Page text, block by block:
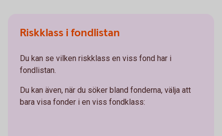
Riskklass i fondlistan
Du kan se vilken riskklass en viss fond har i
fondlistan.
Du kan även, när du söker bland fonderna, välja att
bara visa fonder i en viss fondklass: